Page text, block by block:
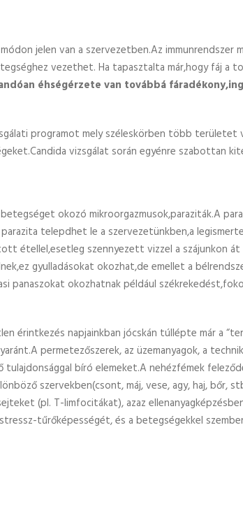
jelen van a szervezetben.Az
vezethet. Ha tapasztalta már,hogy fáj a
éhségérzete van továbbá
programot mely széleskörben több
vizsgálat során egyénre szabottan
okozó mikroorgazmusok,paraziták.A
telepdhet le a szervezetünkben,a
étellel,esetleg szennyezett vizzel a szájunkon
gyulladásokat okozhat,de emellet a
panaszokat okozhatnak például
érintkezés napjainkban jócskán túllépte már a
permetezőszerek, az üzemanyagok, a
tulajdonsággal bíró elemeket.A nehézfémek
szervekben(csont, máj, vese, agy, haj,
(pl. T-limfocitákat), azaz
tűrőképességét, és a betegségekkel